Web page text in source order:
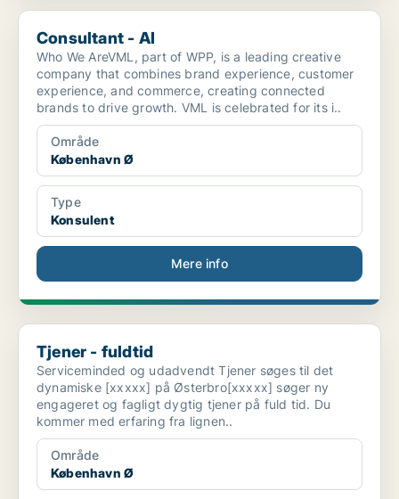
Consultant - AI
Consultant - AI
Who We AreVML, part of WPP, is a leading creative
company that combines brand experience, customer
experience, and commerce, creating connected
brands to drive growth. VML is celebrated for its i..
Område
København Ø
Type
Konsulent
Mere info
Tjener - fuldtid
Tjener - fuldtid
Serviceminded og udadvendt Tjener søges til det
dynamiske [xxxxx] på Østerbro[xxxxx] søger ny
engageret og fagligt dygtig tjener på fuld tid. Du
kommer med erfaring fra lignen..
Område
København Ø